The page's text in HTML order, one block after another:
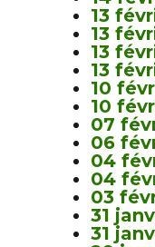
13
13
13
13
10
10
07
06
04
04
03
31
31